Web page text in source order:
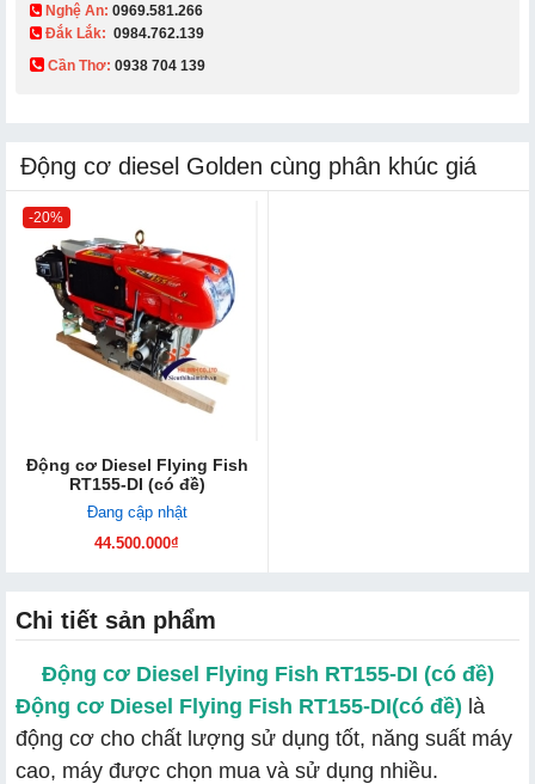
Nghệ An: 0969.581.266
Đắk Lắk: 0984.762.139
Cần Thơ: 0938 704 139​
Động cơ diesel Golden cùng phân khúc giá
-20%
Động cơ Diesel Flying Fish
RT155-DI (có đề)
Đang cập nhật
44.500.000₫
Chi tiết sản phẩm
Động cơ Diesel Flying Fish RT155-DI (có đề)
Động cơ Diesel Flying Fish RT155-DI(có đề) là
động cơ cho chất lượng sử dụng tốt, năng suất máy
cao, máy được chọn mua và sử dụng nhiều.